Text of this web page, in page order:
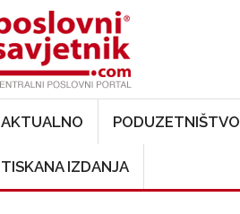
AKTUALNO PODUZETNIŠTVO
TISKANA IZDANJA